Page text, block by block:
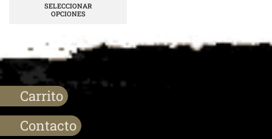
SELECCIONAR
OPCIONES
Carrito
Contacto